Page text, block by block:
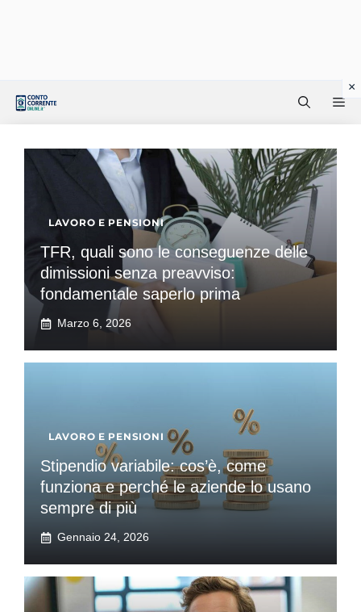
LAVORO E PENSIONI
TFR, quali sono le conseguenze delle
dimissioni senza preavviso:
fondamentale saperlo prima
Marzo 6, 2026
LAVORO E PENSIONI
Stipendio variabile: cos’è, come
funziona e perché le aziende lo usano
sempre di più
Gennaio 24, 2026